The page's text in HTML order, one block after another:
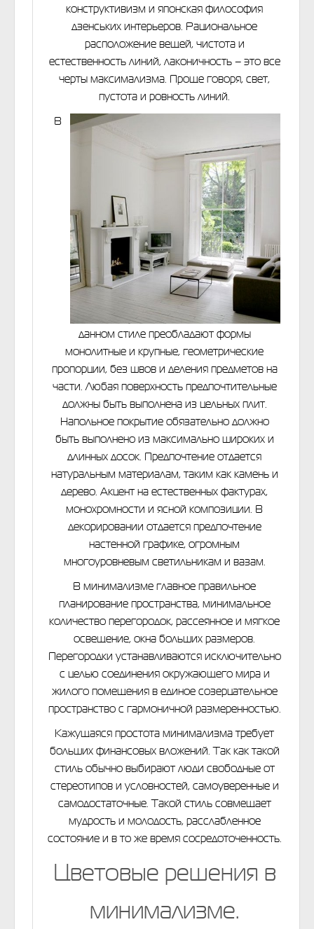
конструктивизм и японская философия
дзенських интерьеров. Рациональное
расположение вещей, чистота и
естественность линий, лаконичность – это все
черты максимализма. Проще говоря, свет,
пустота и ровность линий.
В
данном стиле преобладают формы
монолитные и крупные, геометрические
пропорции, без швов и деления предметов на
части. Любая поверхность предпочтительные
должны быть выполнена из цельных плит.
Напольное покрытие обязательно должно
быть выполнено из максимально широких и
длинных досок. Предпочтение отдается
натуральным материалам, таким как камень и
дерево. Акцент на естественных фактурах,
монохромности и ясной композиции. В
декорировании отдается предпочтение
настенной графике, огромным
многоуровневым светильникам и вазам.
В минимализме главное правильное
планирование пространства, минимальное
количество перегородок, рассеянное и мягкое
освещение, окна больших размеров.
Перегородки устанавливаются исключительно
с целью соединения окружающего мира и
жилого помещения в единое созерцательное
пространство с гармоничной размеренностью.
Кажущаяся простота минимализма требует
больших финансовых вложений. Так как такой
стиль обычно выбирают люди свободные от
стереотипов и условностей, самоуверенные и
самодостаточные. Такой стиль совмещает
мудрость и молодость, расслабленное
состояние и в то же время сосредоточенность.
Цветовые решения в
минимализме.